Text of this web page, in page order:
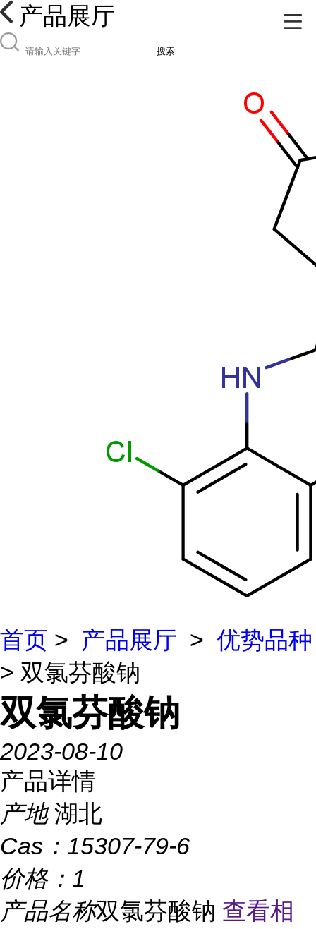
产品展厅
搜索
首页 > 产品展厅 > 优势品种
> 双氯芬酸钠
双氯芬酸钠
2023-08-10
产品详情
产地 湖北
Cas： 15307-79-6
价格： 1
产品名称双氯芬酸钠 查看相